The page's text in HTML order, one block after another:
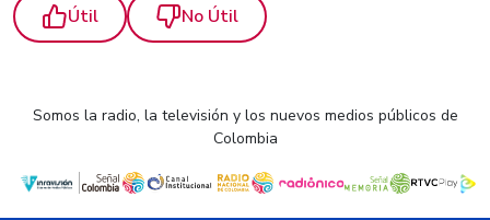
Útil No Útil
Somos la radio, la televisión y los nuevos medios públicos de
Colombia